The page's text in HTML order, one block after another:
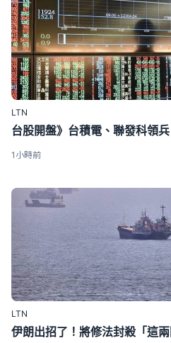
LTN
台股開盤》台積電、聯發科領
1小時前
LTN